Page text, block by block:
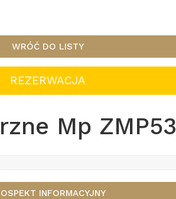
WRÓĆ DO LISTY
REZERWACJA
Mp ZMP53
INFORMACYJNY